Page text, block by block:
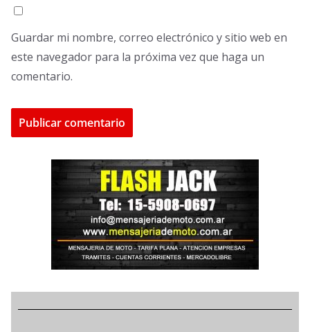
Guardar mi nombre, correo electrónico y sitio web en
este navegador para la próxima vez que haga un
comentario.